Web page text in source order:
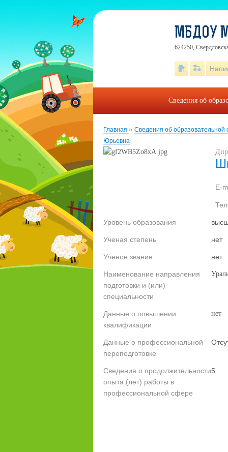
Главная » Сведения об образовательной
Юрьевна
E-
Уровень образования
Ученая степень нет
Ученое звание нет
Наименование направления
подготовки и (или)
специальности
Данные о повышении
квалификации
нет
Данные о профессиональной
переподготовке
Сведения о продолжительности
опыта (лет) работы в
профессиональной сфере
5
МБДОУ
624250,
Сведения об